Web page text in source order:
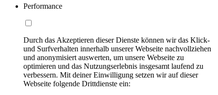
Performance
Durch das Akzeptieren dieser Dienste können wir das Klick-
und Surfverhalten innerhalb unserer Webseite nachvollziehen
und anonymisiert auswerten, um unsere Webseite zu
optimieren und das Nutzungserlebnis insgesamt laufend zu
verbessern. Mit deiner Einwilligung setzen wir auf dieser
Webseite folgende Drittdienste ein: